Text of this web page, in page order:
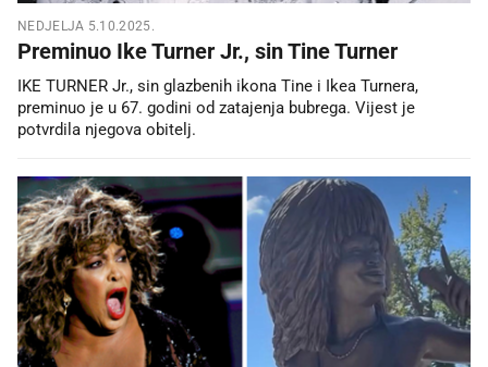
NEDJELJA 5.10.2025.
Preminuo Ike Turner Jr., sin Tine Turner
IKE TURNER Jr., sin glazbenih ikona Tine i Ikea Turnera,
preminuo je u 67. godini od zatajenja bubrega. Vijest je
potvrdila njegova obitelj.